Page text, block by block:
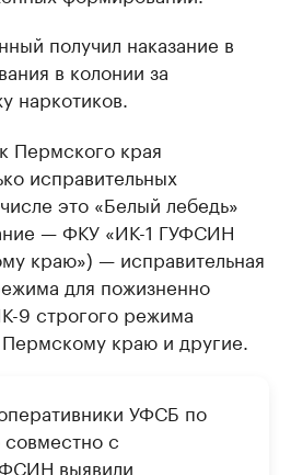
получил наказание в
в колонии за
наркотиков.
Пермского края
исправительных
это «Белый лебедь»
— ФКУ «ИК-1 ГУФСИН
краю») — исправительная
для пожизненно
9 строгого режима
краю и другие.
УФСБ по
с
выявили